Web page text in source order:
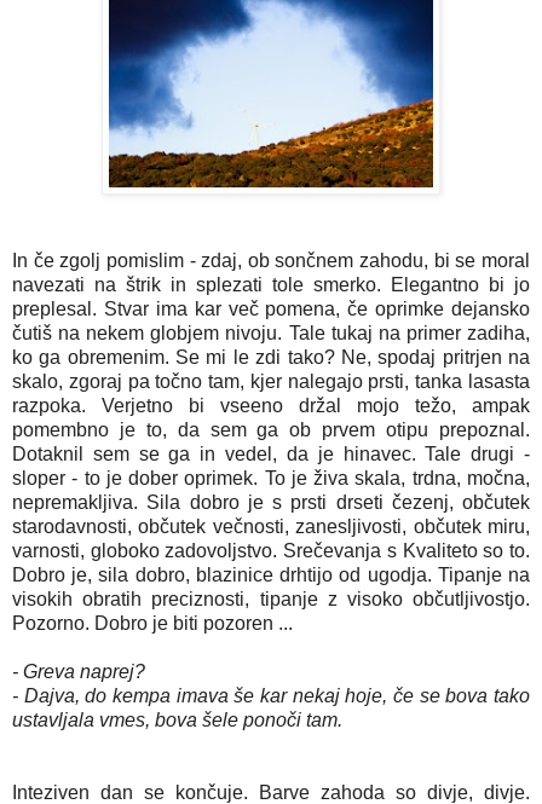
In če zgolj pomislim - zdaj, ob sončnem zahodu, bi se moral
navezati na štrik in splezati tole smerko. Elegantno bi jo
preplesal. Stvar ima kar več pomena, če oprimke dejansko
čutiš na nekem globjem nivoju. Tale tukaj na primer zadiha,
ko ga obremenim. Se mi le zdi tako? Ne, spodaj pritrjen na
skalo, zgoraj pa točno tam, kjer nalegajo prsti, tanka lasasta
razpoka. Verjetno bi vseeno držal mojo težo, ampak
pomembno je to, da sem ga ob prvem otipu prepoznal.
Dotaknil sem se ga in vedel, da je hinavec. Tale drugi -
sloper - to je dober oprimek. To je živa skala, trdna, močna,
nepremakljiva. Sila dobro je s prsti drseti čezenj, občutek
starodavnosti, občutek večnosti, zanesljivosti, občutek miru,
varnosti, globoko zadovoljstvo. Srečevanja s Kvaliteto so to.
Dobro je, sila dobro, blazinice drhtijo od ugodja. Tipanje na
visokih obratih preciznosti, tipanje z visoko občutljivostjo.
Pozorno. Dobro je biti pozoren ...
- Greva naprej?
- Dajva, do kempa imava še kar nekaj hoje, če se bova tako
ustavljala vmes, bova šele ponoči tam.
Inteziven dan se končuje. Barve zahoda so divje, divje.